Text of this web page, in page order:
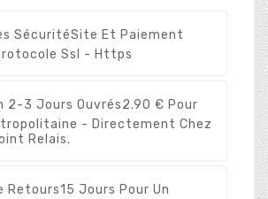
SécuritéSite Et Paiement
Ssl - Https
2-3 Jours Ouvrés2.90 € Pour
- Directement Chez
Relais.
Retours15 Jours Pour Un